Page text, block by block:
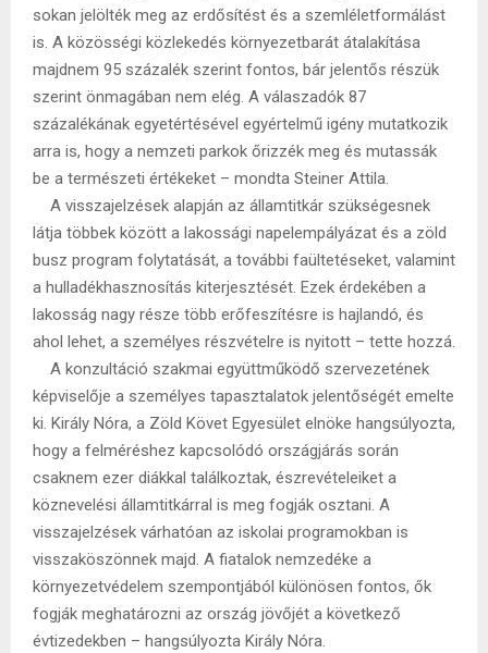
sokan jelölték meg az erdősítést és a szemléletformálást
is. A közösségi közlekedés környezetbarát átalakítása
majdnem 95 százalék szerint fontos, bár jelentős részük
szerint önmagában nem elég. A válaszadók 87
százalékának egyetértésével egyértelmű igény mutatkozik
arra is, hogy a nemzeti parkok őrizzék meg és mutassák
be a természeti értékeket – mondta Steiner Attila.
A visszajelzések alapján az államtitkár szükségesnek
látja többek között a lakossági napelempályázat és a zöld
busz program folytatását, a további faültetéseket, valamint
a hulladékhasznosítás kiterjesztését. Ezek érdekében a
lakosság nagy része több erőfeszítésre is hajlandó, és
ahol lehet, a személyes részvételre is nyitott – tette hozzá.
A konzultáció szakmai együttműködő szervezetének
képviselője a személyes tapasztalatok jelentőségét emelte
ki. Király Nóra, a Zöld Követ Egyesület elnöke hangsúlyozta,
hogy a felméréshez kapcsolódó országjárás során
csaknem ezer diákkal találkoztak, észrevételeiket a
köznevelési államtitkárral is meg fogják osztani. A
visszajelzések várhatóan az iskolai programokban is
visszaköszönnek majd. A fiatalok nemzedéke a
környezetvédelem szempontjából különösen fontos, ők
fogják meghatározni az ország jövőjét a következő
évtizedekben – hangsúlyozta Király Nóra.